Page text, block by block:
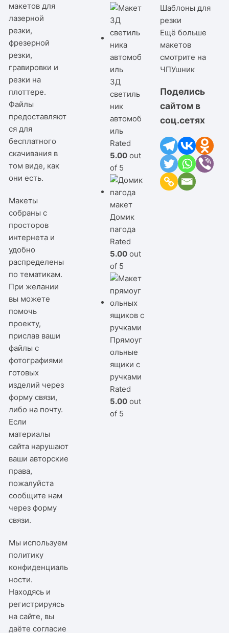
макетов для
лазерной
резки,
фрезерной
резки,
гравировки и
резки на
плоттере.
Файлы
предоставляют
ся для
бесплатного
скачивания в
том виде, как
они есть.
Макеты
собраны с
просторов
интернета и
удобно
распределены
по тематикам.
При желании
вы можете
помочь
проекту,
прислав ваши
файлы с
фотографиями
готовых
изделий через
форму связи,
либо на почту.
Если
материалы
сайта нарушают
ваши авторские
права,
пожалуйста
сообщите нам
черезформу
связи.
Мы используем
политику
конфиденциаль
ности.
Находясь и
регистрируясь
на сайте, вы
даёте согласие
3Д
светиль
ник
автомоб
иль
Rated
5.00 out
of 5
Домик
пагода
Rated
5.00 out
of 5
Прямоуг
ольные
ящики с
ручками
Rated
5.00 out
of 5
Шаблоны для
резки
Ещё больше
макетов
смотрите на
ЧПУшник
Поделись
сайтом в
соц.сетях